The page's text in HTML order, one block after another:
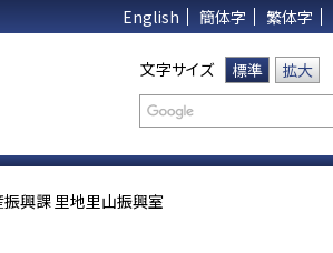
English 簡体字 繁体字
文字サイズ 標準 拡大
興課 里地里山振興室